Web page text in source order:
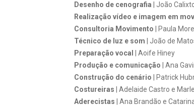
Desenho de cenografia | João
Realização vídeo e imagem em
Consultoria Movimento | Paula
Técnico de luz e som | João de
Preparação vocal
| Aoife Hiney
Produção e comunicação | Ana
Construção do cenário | Patrick
Costureiras | Adelaide Castro e
Aderecistas | Ana Brandão e